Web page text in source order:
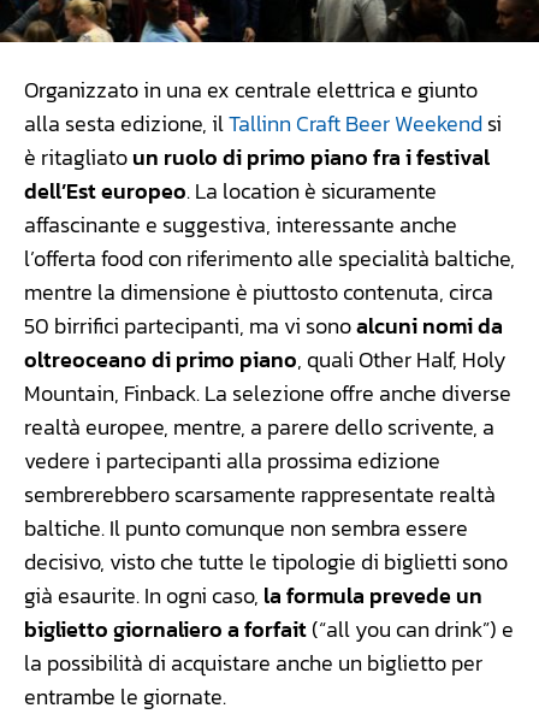
Organizzato in una ex centrale elettrica e giunto
alla sesta edizione, ilTallinn Craft Beer Weekendsi
è ritagliatoun ruolo di primo piano fra i festival
dell’Est europeo. La location è sicuramente
affascinante e suggestiva, interessante anche
l’offerta food con riferimento alle specialità baltiche,
mentre la dimensione è piuttosto contenuta, circa
50 birrifici partecipanti, ma vi sonoalcuni nomi da
oltreoceano di primo piano, quali Other Half, Holy
Mountain, Finback. La selezione offre anche diverse
realtà europee, mentre, a parere dello scrivente, a
vedere i partecipanti alla prossima edizione
sembrerebbero scarsamente rappresentate realtà
baltiche. Il punto comunque non sembra essere
decisivo, visto che tutte le tipologie di biglietti sono
già esaurite. In ogni caso, la formula prevede un
biglietto giornaliero a forfait(“all you can drink”) e
la possibilità di acquistare anche un biglietto per
entrambe le giornate.